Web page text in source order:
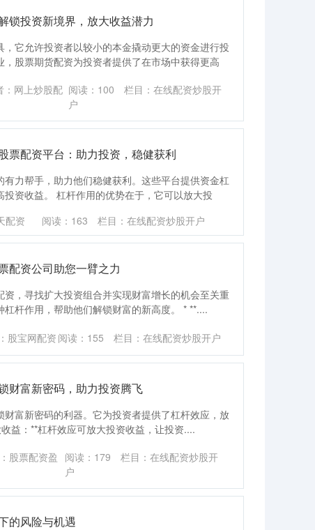
锁投资新境界，放大收益潜力
它允许投资者以较小的本金撬动更大的资金进行投
股票期货配资为投资者提供了在市场中获得更高
：网上炒股配 阅读： 100 栏目： 在线配资炒股开
户
票配资平台：助力投资，稳健获利
力帮手，助力他们稳健获利。这些平台提供资金杠
资收益。 杠杆作用的优势在于，它可以放大投
配资 阅读： 163 栏目：在线配资炒股开户
配资公司助您一臂之力
，寻找扩大投资组合并实现财富增长的机会至关重
杆作用，帮助他们解锁财富的新高度。 * **....
股宝网配资 阅读： 155 栏目： 在线配资炒股开户
财富新密码，助力投资腾飞
富新密码的利器。它为投资者提供了杠杆效应，放
益：**杠杆效应可放大投资收益，让投资....
股票配资盈
阅读： 179 栏目： 在线配资炒股开
户
的风险与机遇